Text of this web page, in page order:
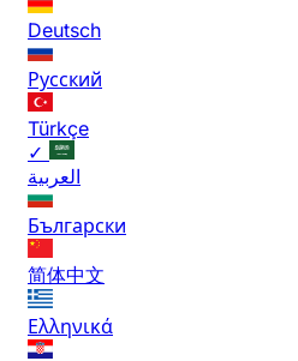
Deutsch
Русский
Türkçe
✓
العربية
Български
简体中文
Ελληνικά